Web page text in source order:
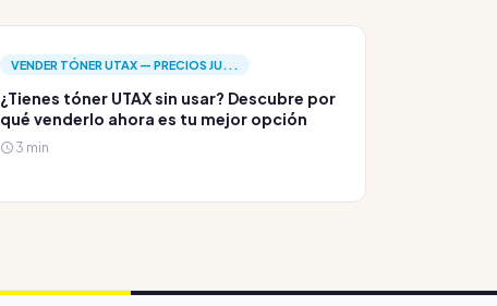
VENDER TÓNER UTAX — PRECIOS JU...
¿Tienes tóner UTAX sin usar? Descubre por
qué venderlo ahora es tu mejor opción
3 min